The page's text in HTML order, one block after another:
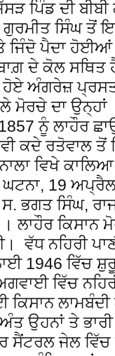
ਪਿੰਡ ਦੀ
ਸਿੰਘ ਤੋਂ
ਜਿੰਦੋ ਪੈਦਾ ਹੋਈਆਂ
ਦੇ ਕੋਲ ਸਥਿਤ
ਅੰਗਰੇਜ਼
ਮੋਰਚੇ ਦਾ ਉਨ੍ਹਾਂ
ਨੂੰ ਲਾਹੌਰ
ਕਦੇ ਰਤੋਵਾਲ
ਵਿਖੇ
19
ਭਗਤ ਸਿੰਘ,
ਲਾਹੌਰ ਕਿਸਾਨ
ਵੱਧ ਨਹਿਰੀ
1946 ਵਿੱਚ
ਵਿੱਚ
ਉਹਨਾਂ ਤੇ
ਸੈਂਟਰਲ ਜੇਲ